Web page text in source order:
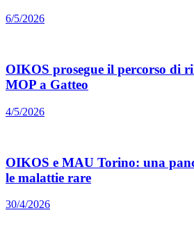
6/5/2026
OIKOS prosegue il percorso di
MOP a Gatteo
4/5/2026
OIKOS e MAU Torino: una
le malattie rare
30/4/2026